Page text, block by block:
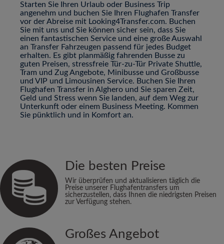
Starten Sie Ihren Urlaub oder Business Trip
angenehm und buchen Sie Ihren Flughafen Transfer
vor der Abreise mit Looking4Transfer.com. Buchen
Sie mit uns und Sie können sicher sein, dass Sie
einen fantastischen Service und eine große Auswahl
an Transfer Fahrzeugen passend für jedes Budget
erhalten. Es gibt planmäßig fahrenden Busse zu
guten Preisen, stressfreie Tür-zu-Tür Private Shuttle,
Tram und Zug Angebote, Minibusse und Großbusse
und VIP und Limousinen Service. Buchen Sie Ihren
Flughafen Transfer in Alghero und Sie sparen Zeit,
Geld und Stress wenn Sie landen, auf dem Weg zur
Unterkunft oder einem Business Meeting. Kommen
Sie pünktlich und in Komfort an.
Die besten Preise
Wir überprüfen und aktualisieren täglich die
Preise unserer Flughafentransfers um
sicherzustellen, dass Ihnen die niedrigsten Preisen
zur Verfügung stehen.
Großes Angebot